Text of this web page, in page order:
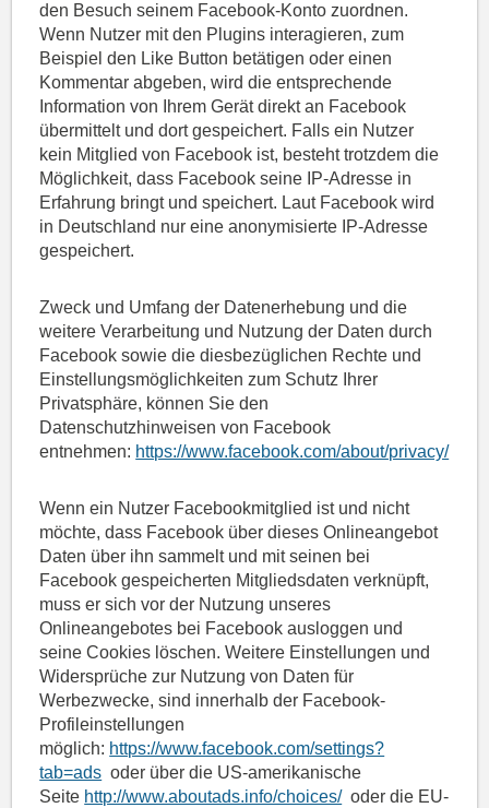
den Besuch seinem Facebook-Konto zuordnen.
Wenn Nutzer mit den Plugins interagieren, zum
Beispiel den Like Button betätigen oder einen
Kommentar abgeben, wird die entsprechende
Information von Ihrem Gerät direkt an Facebook
übermittelt und dort gespeichert. Falls ein Nutzer
kein Mitglied von Facebook ist, besteht trotzdem die
Möglichkeit, dass Facebook seine IP-Adresse in
Erfahrung bringt und speichert. Laut Facebook wird
in Deutschland nur eine anonymisierte IP-Adresse
gespeichert.
Zweck und Umfang der Datenerhebung und die
weitere Verarbeitung und Nutzung der Daten durch
Facebook sowie die diesbezüglichen Rechte und
Einstellungsmöglichkeiten zum Schutz Ihrer
Privatsphäre, können Sie den
Datenschutzhinweisen von Facebook
entnehmen: https://www.facebook.com/about/privacy/.
Wenn ein Nutzer Facebookmitglied ist und nicht
möchte, dass Facebook über dieses Onlineangebot
Daten über ihn sammelt und mit seinen bei
Facebook gespeicherten Mitgliedsdaten verknüpft,
muss er sich vor der Nutzung unseres
Onlineangebotes bei Facebook ausloggen und
seine Cookies löschen. Weitere Einstellungen und
Widersprüche zur Nutzung von Daten für
Werbezwecke, sind innerhalb der Facebook-
Profileinstellungen
möglich: https://www.facebook.com/settings?
tab=ads oder über die US-amerikanische
Seite http://www.aboutads.info/choices/oder die EU-